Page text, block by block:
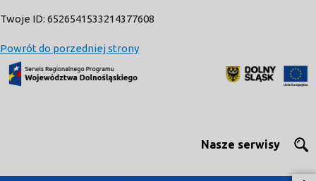
Twoje ID: 6526541533214377608
Powrót do porzedniej strony
Nasze serwisy